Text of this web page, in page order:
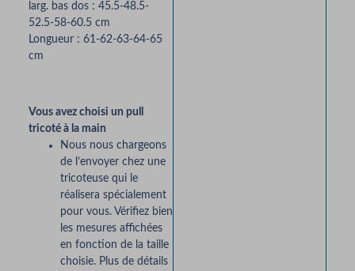
larg. bas dos : 45.5-48.5-
52.5-58-60.5 cm
Longueur : 61-62-63-64-65
cm
Vous avez choisi un pull
tricoté à la main
Nous nous chargeons
de l’envoyer chez une
tricoteuse qui le
réalisera spécialement
pour vous. Vérifiez bien
les mesures affichées
en fonction de la taille
choisie. Plus de détails